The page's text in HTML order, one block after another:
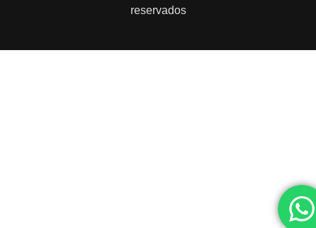
reservados